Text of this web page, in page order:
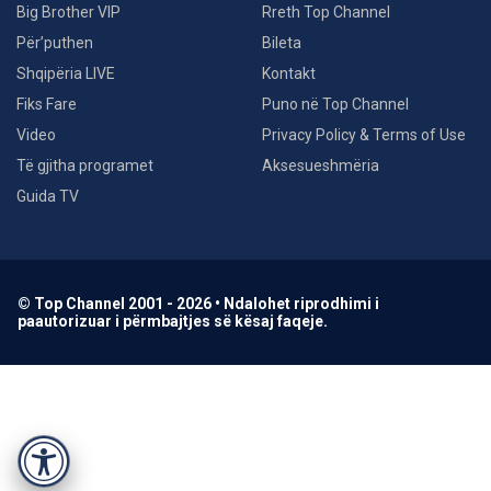
Big Brother VIP
Për’puthen
Shqipëria LIVE
Fiks Fare
Video
Të gjitha programet
Guida TV
Rreth Top Channel
Bileta
Kontakt
Puno në Top Channel
Privacy Policy & Terms of Use
Aksesueshmëria
© Top Channel 2001 - 2026 • Ndalohet riprodhimi i
paautorizuar i përmbajtjes së kësaj faqeje.